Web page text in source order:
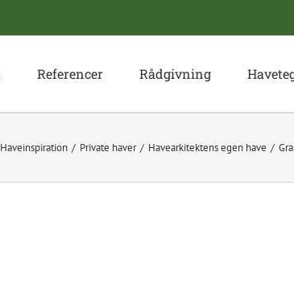
Referencer Rådgivning
Haveinspiration Private haver Havearkitektens egen have